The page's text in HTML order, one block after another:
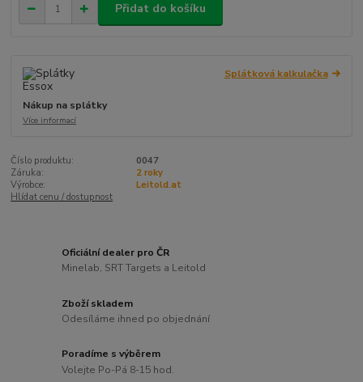
Přidat do košíku
Splátková kalkulačka
Nákup na splátky
Více informací
Číslo produktu:
0047
Záruka:
2 roky
Výrobce:
Leitold.at
Hlídat cenu / dostupnost
Oficiální dealer pro ČR
Minelab, SRT Targets a Leitold
Zboží skladem
Odesíláme ihned po objednání
Poradíme s výběrem
Volejte Po-Pá 8-15 hod.